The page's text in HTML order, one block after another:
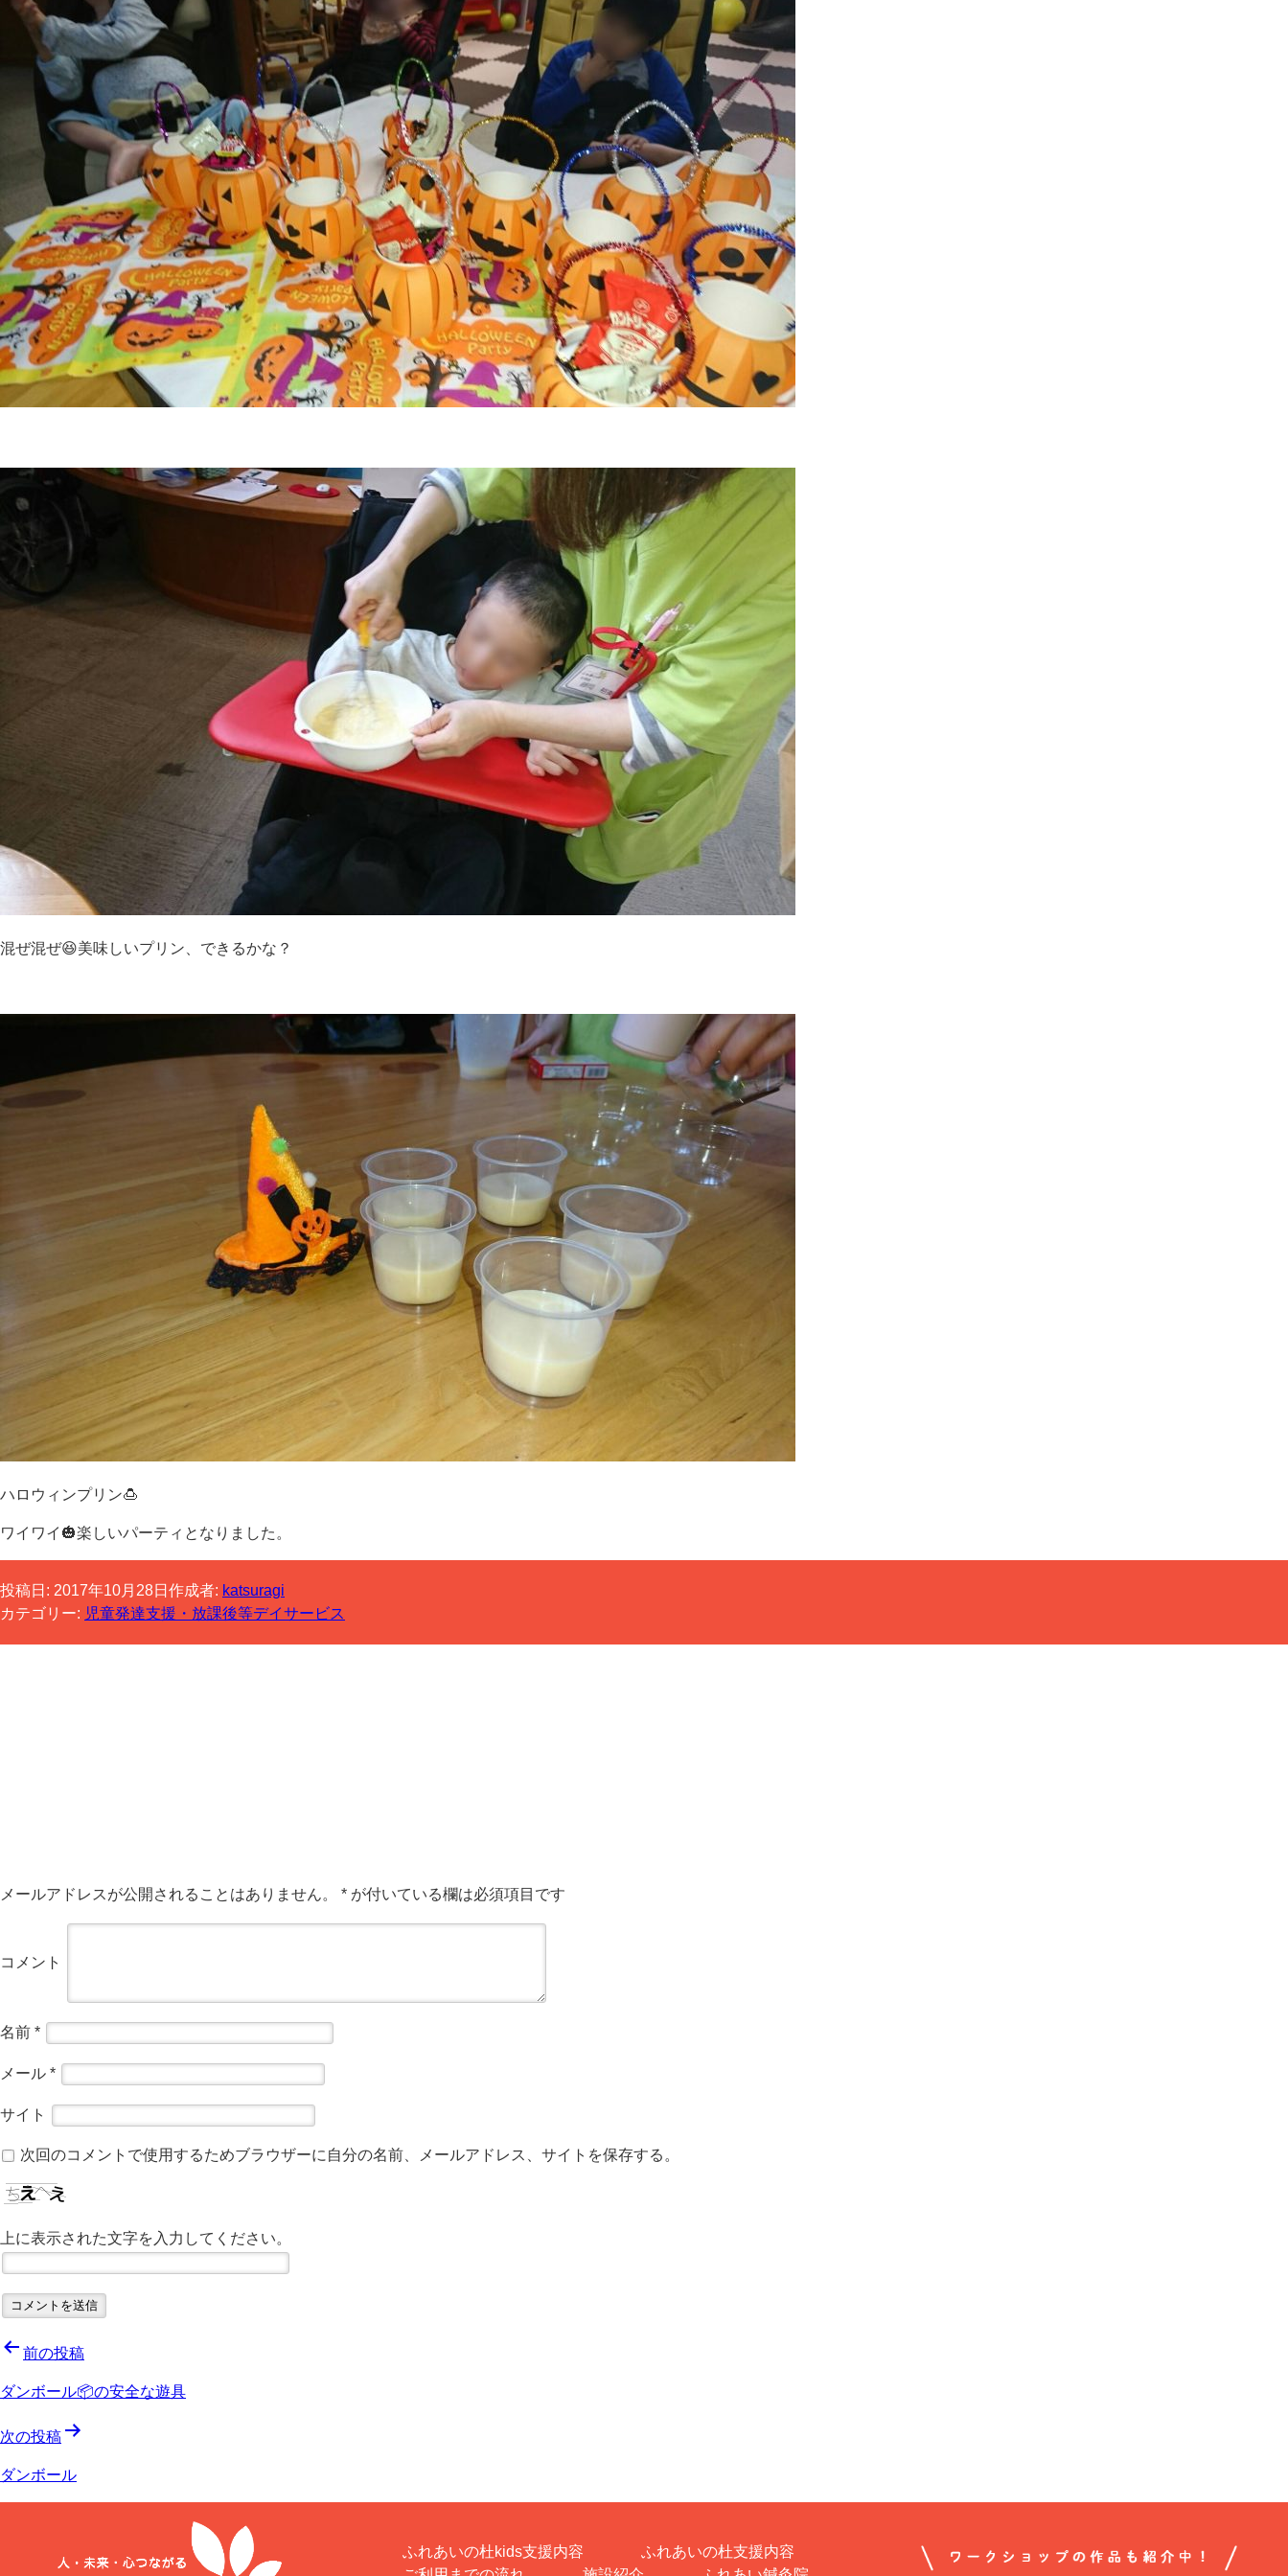
混ぜ混ぜ😆美味しいプリン、できるかな？
ハロウィンプリン🍮
ワイワイ🎃楽しいパーティとなりました。
投稿日: 2017年10月28日 作成者: katsuragi
カテゴリー: 児童発達支援・放課後等デイサービス
メールアドレスが公開されることはありません。 * が付いている欄は必須項目です
コメント
名前 *
メール *
サイト
次回のコメントで使用するためブラウザーに自分の名前、メールアドレス、サイトを保存する。
上に表示された文字を入力してください。
投
稿
ナ
ビ
前の投稿
ダンボール📦の安全な遊具
次の投稿
ダンボール
ふれあいの杜kids支援内容
ふれあいの杜支援内容